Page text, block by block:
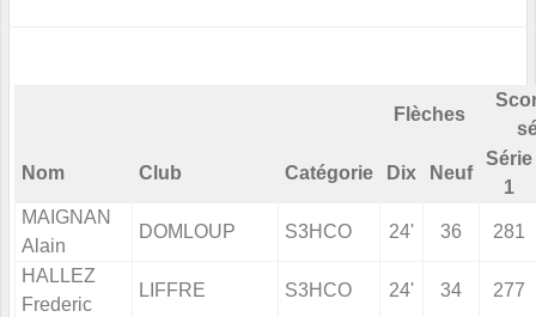
Flèches
Nom Club Catégorie Dix Neuf
Série
1
MAIGNAN
Alain
DOMLOUP S3HCO 24' 36 281
HALLEZ
Frederic
LIFFRE S3HCO 24' 34 277